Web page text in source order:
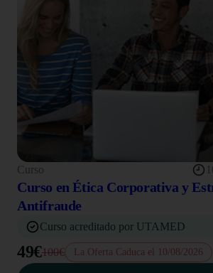
Curso
Curso en Ética Corporativa y
Antifraude
Curso acreditado por UTAMED
49€100€ La Oferta Caduca el 10/08/2026